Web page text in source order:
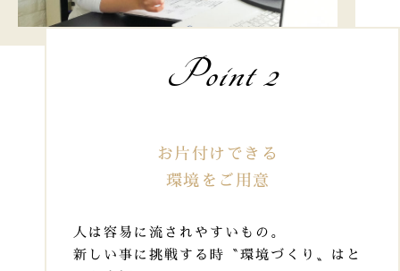
Point 2
お片付けできる
環境をご用意
人は容易に流されやすいもの。
新しい事に挑戦する時〝環境づくり〟はと